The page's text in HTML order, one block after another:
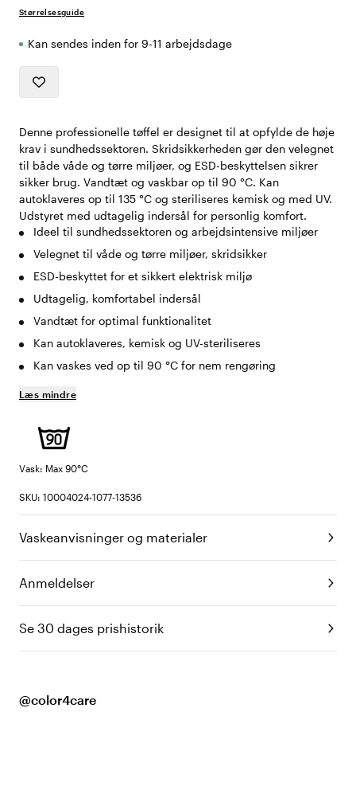
Størrelsesguide
Kan sendes inden for 9-11 arbejdsdage
Denne professionelle tøffel er designet til at opfylde de høje
krav i sundhedssektoren. Skridsikkerheden gør den velegnet
til både våde og tørre miljøer, og ESD-beskyttelsen sikrer
sikker brug. Vandtæt og vaskbar op til 90 °C. Kan
autoklaveres op til 135 °C og steriliseres kemisk og med UV.
Udstyret med udtagelig indersål for personlig komfort.
Ideel til sundhedssektoren og arbejdsintensive miljøer
Velegnet til våde og tørre miljøer, skridsikker
ESD-beskyttet for et sikkert elektrisk miljø
Udtagelig, komfortabel indersål
Vandtæt for optimal funktionalitet
Kan autoklaveres, kemisk og UV-steriliseres
Kan vaskes ved op til 90 °C for nem rengøring
Læs mindre
Vask: Max 90°C
SKU: 10004024-1077-13536
Vaskeanvisninger og materialer
Anmeldelser
Se 30 dages prishistorik
@color4care